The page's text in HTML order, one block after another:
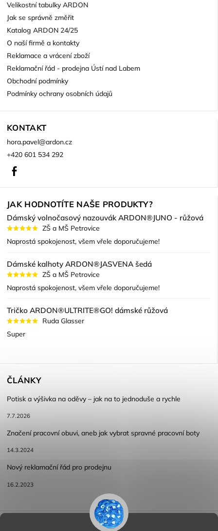
Velikostní tabulky ARDON
Jak se správně změřit
Katalog ARDON 24/25
O naší firmě a kontakty
Reklamace a vrácení zboží
Reklamační řád - prodejna Ústí nad Labem
Obchodní podmínky
Podmínky ochrany osobních údajů
KONTAKT
hora.pavel@ardon.cz
+420 601 534 292
JAK HODNOTÍTE NAŠE PRODUKTY?
Dámský volnočasový nazouvák ARDON®JUNO - růžová
ZŠ a MŠ Petrovice
Naprostá spokojenost, všem vřele doporučujeme!
Dámské kalhoty ARDON®JASVENA šedá
ZŠ a MŠ Petrovice
Naprostá spokojenost, všem vřele doporučujeme!
Tričko ARDON®ULTRITE®GO! dámské růžová
Ruda Glasser
Super
ČLÁNKY
Potisk a výšivka na oděvy – jak na to jednoduše a rychle
7.7.2026
Značení pracovní obuvi, aneb jak vybrat spravné pracovní boty
14.3.2024
Nový reklamační řád pro prodejnu
16.2.2023
Reklamace a vracení zboží